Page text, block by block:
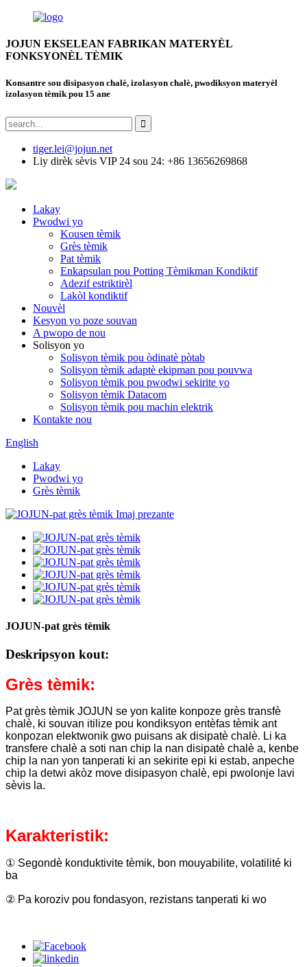
JOJUN EKSELEAN FABRIKAN MATERYÈL
FONKSYONÈL TÈMIK
Konsantre sou disipasyon chalè, izolasyon chalè, pwodiksyon materyèl
izolasyon tèmik pou 15 ane
tiger.lei@jojun.net
Liy dirèk sèvis VIP 24 sou 24: +86 13656269868
Lakay
Pwodwi yo
Kousen tèmik
Grès tèmik
Pat tèmik
Enkapsulan pou Potting Tèmikman Kondiktif
Adezif estriktirèl
Lakòl kondiktif
Nouvèl
Kesyon yo poze souvan
A pwopo de nou
Solisyon yo
Solisyon tèmik pou òdinatè pòtab
Solisyon tèmik adaptè ekipman pou pouvwa
Solisyon tèmik pou pwodwi sekirite yo
Solisyon tèmik Datacom
Solisyon tèmik pou machin elektrik
Kontakte nou
English
Lakay
Pwodwi yo
Grès tèmik
JOJUN-pat grès tèmik
Deskripsyon kout:
Grès tèmik:
Pat grès tèmik JOJUN se yon kalite konpoze grès transfè
chalè, ki souvan itilize pou kondiksyon entèfas tèmik ant
konpozan elektwonik gwo puisans ak disipatè chalè. Li ka
transfere chalè a soti nan chip la nan disipatè chalè a, kenbe
chip la nan yon tanperati ki an sekirite epi ki estab, anpeche
chip la detwi akòz move disipasyon chalè, epi pwolonje lavi
sèvis la.
Karakteristik:
① Segondè konduktivite tèmik, bon mouyabilite, volatilité ki
ba
② Pa koroziv pou fondasyon, rezistans tanperati ki wo